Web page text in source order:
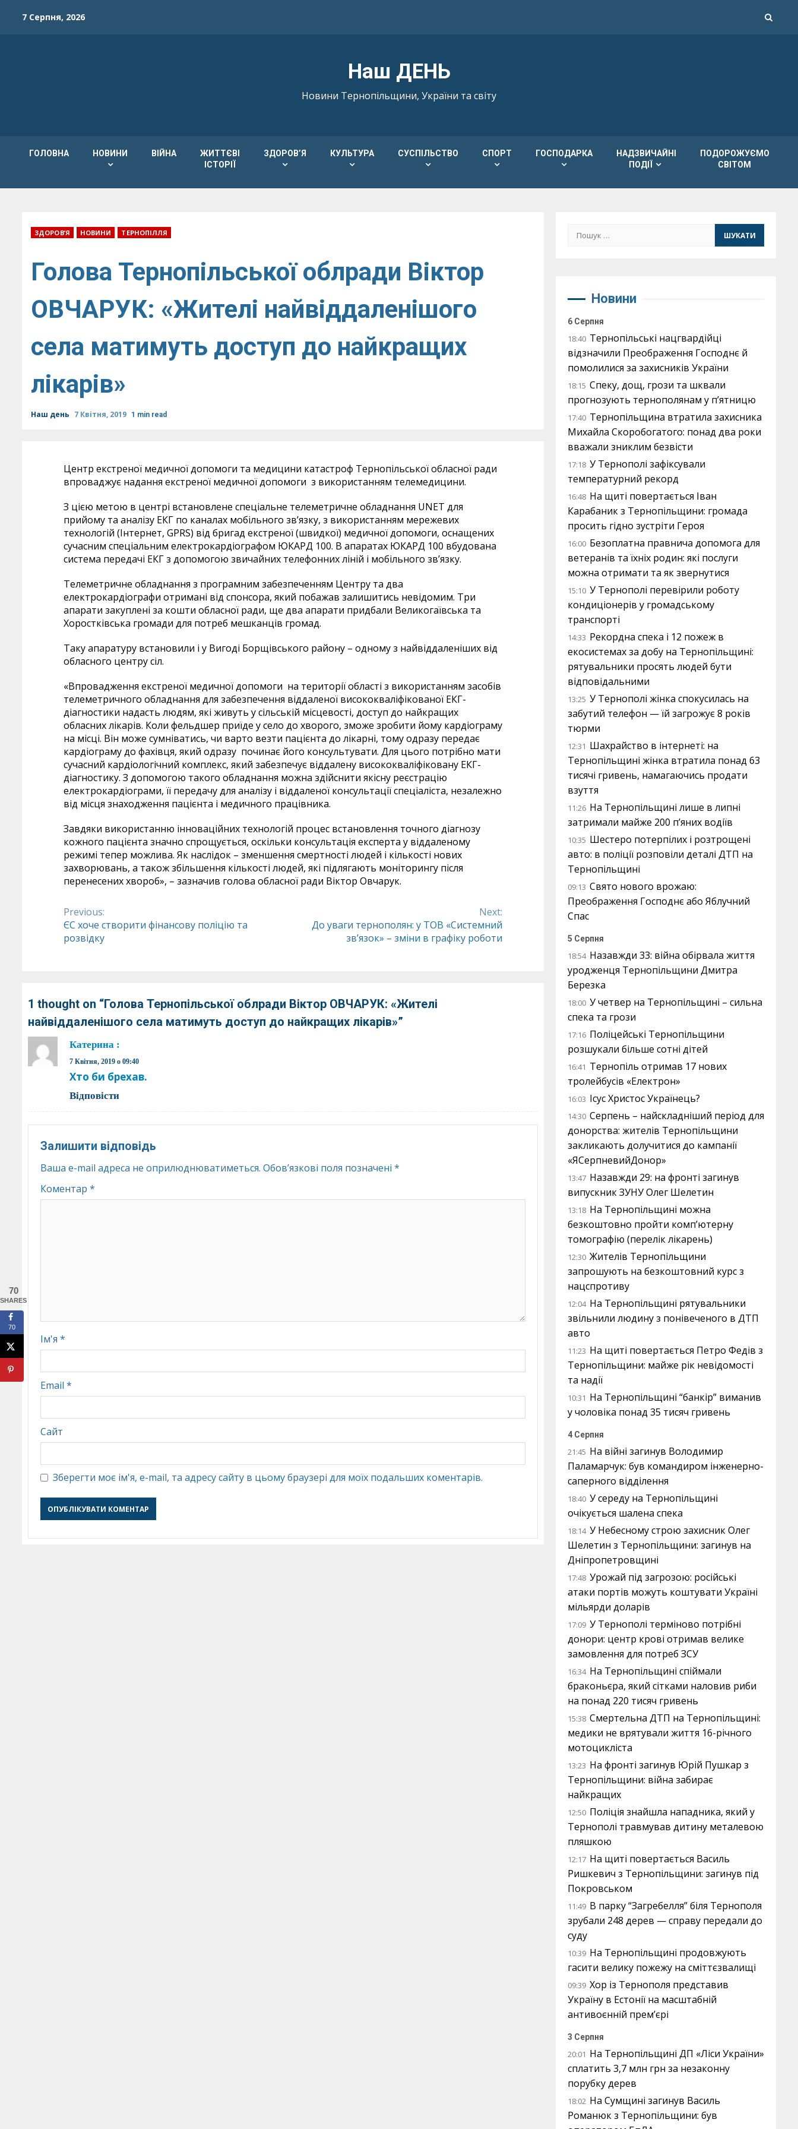
7 Серпня, 2026
Наш ДЕНЬ
Новини Тернопільщини, України та світу
ГОЛОВНА НОВИНИ ВІЙНА
ЖИТТЄВІ
ІСТОРІЇ
ЗДОРОВ’Я КУЛЬТУРА СУСПІЛЬСТВО СПОРТ ГОСПОДАРКА
НАДЗВИЧАЙНІ
ПОДІЇ
ПОДОРОЖУЄМО
СВІТОМ
ЗДОРОВ’Я НОВИНИ ТЕРНОПІЛЛЯ
Голова Тернопільської облради Віктор
ОВЧАРУК: «Жителі найвіддаленішого
села матимуть доступ до найкращих
лікарів»
Наш день 7 Квітня, 2019 1 min read
Центр екстреної медичної допомоги та медицини катастроф Тернопільської обласної ради
впроваджує надання екстреної медичної допомоги з використанням телемедицини.
З цією метою в центрі встановлене спеціальне телеметричне обладнання UNET для
прийому та аналізу ЕКГ по каналах мобільного зв’язку, з використанням мережевих
технологій (Інтернет, GPRS) від бригад екстреної (швидкої) медичної допомоги, оснащених
сучасним спеціальним електрокардіографом ЮКАРД 100. В апаратах ЮКАРД 100 вбудована
система передачі ЕКГ з допомогою звичайних телефонних ліній і мобільного зв’язку.
Телеметричне обладнання з програмним забезпеченням Центру та два
електрокардіографи отримані від спонсора, який побажав залишитись невідомим. Три
апарати закуплені за кошти обласної ради, ще два апарати придбали Великогаївська та
Хоростківська громади для потреб мешканців громад.
Таку апаратуру встановили і у Вигоді Борщівського району – одному з найвіддаленіших від
обласного центру сіл.
«Впровадження екстреної медичної допомоги на території області з використанням засобів
телеметричного обладнання для забезпечення віддаленої висококваліфікованої ЕКГ-
діагностики надасть людям, які живуть у сільській місцевості, доступ до найкращих
обласних лікарів. Коли фельдшер приїде у село до хворого, зможе зробити йому кардіограму
на місці. Він може сумніватись, чи варто везти пацієнта до лікарні, тому одразу передає
кардіограму до фахівця, який одразу починає його консультувати. Для цього потрібно мати
сучасний кардіологічний комплекс, який забезпечує віддалену висококваліфіковану ЕКГ-
діагностику. З допомогою такого обладнання можна здійснити якісну реєстрацію
електрокардіограми, її передачу для аналізу і віддаленої консультації спеціаліста, незалежно
від місця знаходження пацієнта і медичного працівника.
Завдяки використанню інноваційних технологій процес встановлення точного діагнозу
кожного пацієнта значно спрощується, оскільки консультація експерта у віддаленому
режимі тепер можлива. Як наслідок – зменшення смертності людей і кількості нових
захворювань, а також збільшення кількості людей, які підлягають моніторингу після
перенесених хвороб», – зазначив голова обласної ради Віктор Овчарук.
Continue
Reading
Previous:
ЄС хоче створити фінансову поліцію та
розвідку
Next:
До уваги тернополян: у ТОВ «Системний
зв’язок» – зміни в графіку роботи
1 thought on “Голова Тернопільської облради Віктор ОВЧАРУК: «Жителі
найвіддаленішого села матимуть доступ до найкращих лікарів»”
Катерина :
7 Квітня, 2019 о 09:40
Хто би брехав.
Відповіcти
Залишити відповідь
Ваша e-mail адреса не оприлюднюватиметься. Обов’язкові поля позначені *
Коментар *
Ім'я *
Email *
Сайт
Зберегти моє ім'я, e-mail, та адресу сайту в цьому браузері для моїх подальших коментарів.
Пошук:
Новини
6 Серпня
18:40 Тернопільські нацгвардійці
відзначили Преображення Господнє й
помолилися за захисників України
18:15 Спеку, дощ, грози та шквали
прогнозують тернополянам у п’ятницю
17:40 Тернопільщина втратила захисника
Михайла Скоробогатого: понад два роки
вважали зниклим безвісти
17:18 У Тернополі зафіксували
температурний рекорд
16:48 На щиті повертається Іван
Карабаник з Тернопільщини: громада
просить гідно зустріти Героя
16:00 Безоплатна правнича допомога для
ветеранів та їхніх родин: які послуги
можна отримати та як звернутися
15:10 У Тернополі перевірили роботу
кондиціонерів у громадському
транспорті
14:33 Рекордна спека і 12 пожеж в
екосистемах за добу на Тернопільщині:
рятувальники просять людей бути
відповідальними
13:25 У Тернополі жінка спокусилась на
забутий телефон — їй загрожує 8 років
тюрми
12:31 Шахрайство в інтернеті: на
Тернопільщині жінка втратила понад 63
тисячі гривень, намагаючись продати
взуття
11:26 На Тернопільщині лише в липні
затримали майже 200 п’яних водіїв
10:35 Шестеро потерпілих і розтрощені
авто: в поліції розповіли деталі ДТП на
Тернопільщині
09:13 Свято нового врожаю:
Преображення Господнє або Яблучний
Спас
5 Серпня
18:54 Назавжди 33: війна обірвала життя
уродженця Тернопільщини Дмитра
Березка
18:00 У четвер на Тернопільщині – сильна
спека та грози
17:16 Поліцейські Тернопільщини
розшукали більше сотні дітей
16:41 Тернопіль отримав 17 нових
тролейбусів «Електрон»
16:03 Ісус Христос Українець?
14:30 Серпень – найскладніший період для
донорства: жителів Тернопільщини
закликають долучитися до кампанії
«ЯСерпневийДонор»
13:47 Назавжди 29: на фронті загинув
випускник ЗУНУ Олег Шелетин
13:18 На Тернопільщині можна
безкоштовно пройти комп’ютерну
томографію (перелік лікарень)
12:30 Жителів Тернопільщини
запрошують на безкоштовний курс з
нацспротиву
12:04 На Тернопільщині рятувальники
звільнили людину з понівеченого в ДТП
авто
11:23 На щиті повертається Петро Федів з
Тернопільщини: майже рік невідомості
та надії
10:31 На Тернопільщині “банкір” виманив
у чоловіка понад 35 тисяч гривень
4 Серпня
21:45 На війні загинув Володимир
Паламарчук: був командиром інженерно-
саперного відділення
18:40 У середу на Тернопільщині
очікується шалена спека
18:14 У Небесному строю захисник Олег
Шелетин з Тернопільщини: загинув на
Дніпропетровщині
17:48 Урожай під загрозою: російські
атаки портів можуть коштувати Україні
мільярди доларів
17:09 У Тернополі терміново потрібні
донори: центр крові отримав велике
замовлення для потреб ЗСУ
16:34 На Тернопільщині спіймали
браконьєра, який сітками наловив риби
на понад 220 тисяч гривень
15:38 Смертельна ДТП на Тернопільщині:
медики не врятували життя 16-річного
мотоцикліста
13:23 На фронті загинув Юрій Пушкар з
Тернопільщини: війна забирає
найкращих
12:50 Поліція знайшла нападника, який у
Тернополі травмував дитину металевою
пляшкою
12:17 На щиті повертається Василь
Ришкевич з Тернопільщини: загинув під
Покровськом
11:49 В парку “Загребелля” біля Тернополя
зрубали 248 дерев — справу передали до
суду
10:39 На Тернопільщині продовжують
гасити велику пожежу на сміттєзвалищі
09:39 Хор із Тернополя представив
Україну в Естонії на масштабній
антивоєнній прем’єрі
3 Серпня
20:01 На Тернопільщині ДП «Ліси України»
сплатить 3,7 млн грн за незаконну
порубку дерев
18:02 На Сумщині загинув Василь
Романюк з Тернопільщини: був
70
SHARES
70